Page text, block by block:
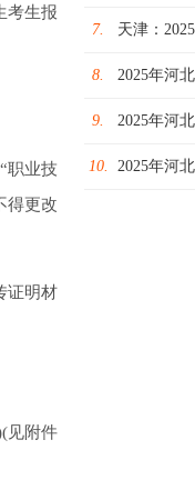
考生报
职业技
得更改
证明材
见附件
7. 天津：
8. 2025年河
9. 2025年河
10. 2025年河